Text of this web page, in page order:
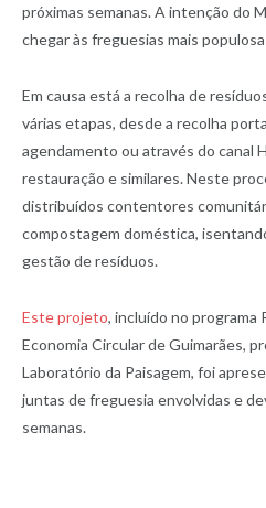
próximas semanas. A intenção do
chegar às freguesias mais
Em causa está a recolha de
várias etapas, desde a recolha
agendamento ou através do canal
restauração e similares. Neste
distribuídos contentores
compostagem doméstica,
gestão de resíduos.
Este projeto, incluído no programa
Economia Circular de Guimarães,
Laboratório da Paisagem, foi
juntas de freguesia envolvidas e
semanas.